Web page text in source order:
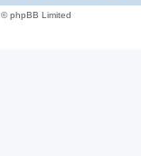
phpBB Limited